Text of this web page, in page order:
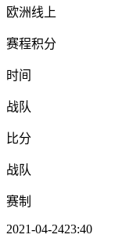
欧洲线上
赛程积分
时间
战队
比分
战队
赛制
2021-04-2423:40